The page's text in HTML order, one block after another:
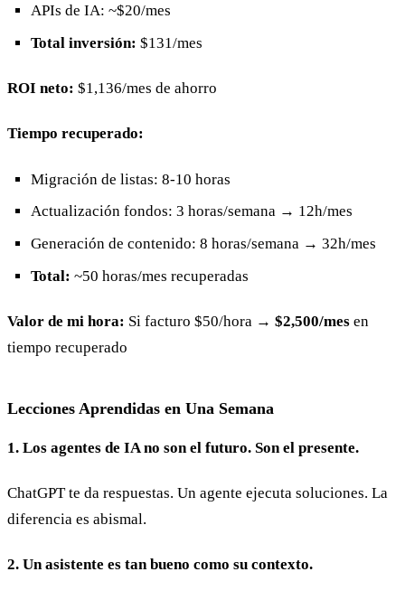
APIs de IA: ~$20/mes
Total inversión: $131/mes
ROI neto: $1,136/mes de ahorro
Tiempo recuperado:
Migración de listas: 8-10 horas
Actualización fondos: 3 horas/semana → 12h/mes
Generación de contenido: 8 horas/semana → 32h/mes
Total: ~50 horas/mes recuperadas
Valor de mi hora: Si facturo $50/hora → $2,500/mes en
tiempo recuperado
Lecciones Aprendidas en Una Semana
1. Los agentes de IA no son el futuro. Son el presente.
ChatGPT te da respuestas. Un agente ejecuta soluciones. La
diferencia es abismal.
2. Un asistente es tan bueno como su contexto.